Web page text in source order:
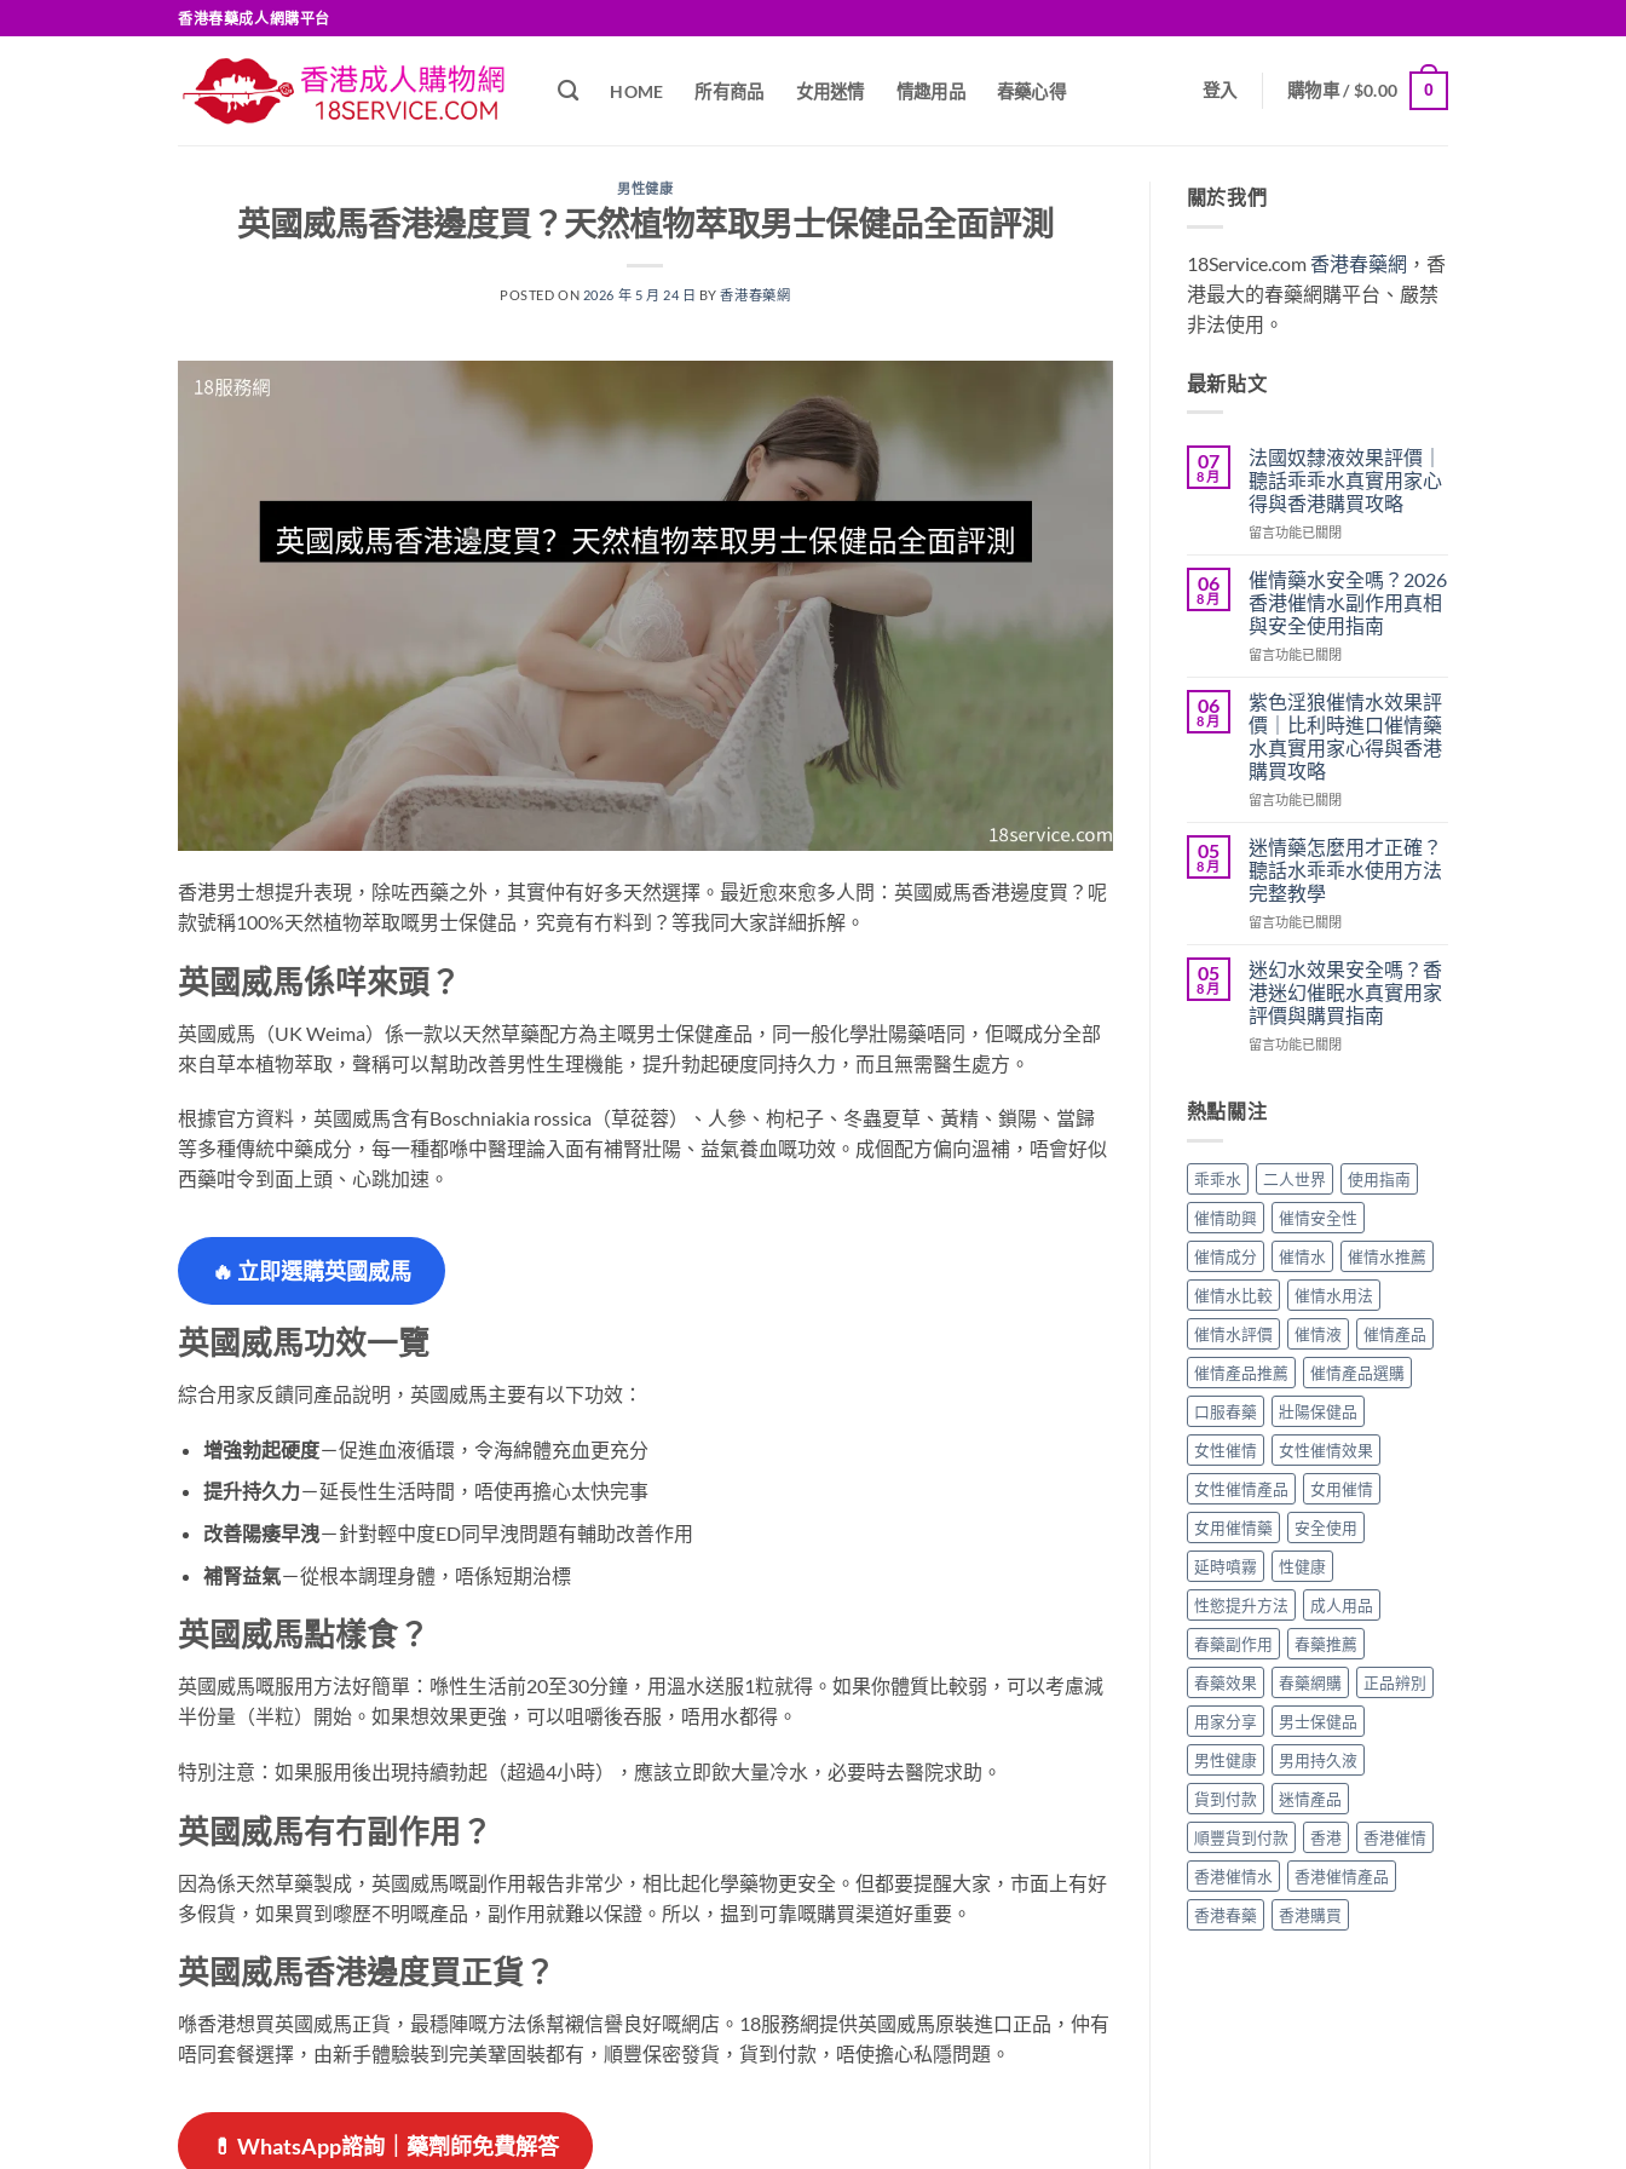
to
香港春藥成人網購平台
HOME 所有商品 女用迷情 情趣用品 春藥心得 登入 購物車 /$0.00 0
男性健康
英國威馬香港邊度買？天然植物萃取男士保健品全面評測
POSTED ON 2026 年 5 月 24 日 BY香港春藥網
香港男士想提升表現，除咗西藥之外，其實仲有好多天然選擇。最近愈來愈多人問：英國威馬香港邊度買？呢
款號稱100%天然植物萃取嘅男士保健品，究竟有冇料到？等我同大家詳細拆解。
英國威馬係咩來頭？
英國威馬（UK Weima）係一款以天然草藥配方為主嘅男士保健產品，同一般化學壯陽藥唔同，佢嘅成分全部
來自草本植物萃取，聲稱可以幫助改善男性生理機能，提升勃起硬度同持久力，而且無需醫生處方。
根據官方資料，英國威馬含有Boschniakia rossica（草蓯蓉）、人參、枸杞子、冬蟲夏草、黃精、鎖陽、當歸
等多種傳統中藥成分，每一種都喺中醫理論入面有補腎壯陽、益氣養血嘅功效。成個配方偏向溫補，唔會好似
西藥咁令到面上頭、心跳加速。
🔥 立即選購英國威馬
英國威馬功效一覽
綜合用家反饋同產品說明，英國威馬主要有以下功效：
增強勃起硬度－促進血液循環，令海綿體充血更充分
提升持久力－延長性生活時間，唔使再擔心太快完事
改善陽痿早洩－針對輕中度ED同早洩問題有輔助改善作用
補腎益氣－從根本調理身體，唔係短期治標
英國威馬點樣食？
英國威馬嘅服用方法好簡單：喺性生活前20至30分鐘，用溫水送服1粒就得。如果你體質比較弱，可以考慮減
半份量（半粒）開始。如果想效果更強，可以咀嚼後吞服，唔用水都得。
特別注意：如果服用後出現持續勃起（超過4小時），應該立即飲大量冷水，必要時去醫院求助。
英國威馬有冇副作用？
因為係天然草藥製成，英國威馬嘅副作用報告非常少，相比起化學藥物更安全。但都要提醒大家，市面上有好
多假貨，如果買到嚟歷不明嘅產品，副作用就難以保證。所以，揾到可靠嘅購買渠道好重要。
英國威馬香港邊度買正貨？
喺香港想買英國威馬正貨，最穩陣嘅方法係幫襯信譽良好嘅網店。18服務網提供英國威馬原裝進口正品，仲有
唔同套餐選擇，由新手體驗裝到完美鞏固裝都有，順豐保密發貨，貨到付款，唔使擔心私隱問題。
💊 WhatsApp諮詢｜藥劑師免費解答
關於我們
18Service.com香港春藥網 ，香
港最大的春藥網購平台、嚴禁
非法使用。
最新貼文
07
8 月
法國奴隸液效果評價｜
聽話乖乖水真實用家心
得與香港購買攻略
在
國
奴
隸
液
效
評
價
｜
聽
話
乖
水
真
實
用
家
得
與
香
港
購
略〉
留言功能已關閉
06
8 月
催情藥水安全嗎？2026
香港催情水副作用真相
與安全使用指南
在
情
藥
水
安
全
嗎？
香
港
催
情
水
作
用
真
相
與
使
南〉
中
留言功能已關閉
06
8 月
紫色淫狼催情水效果評
價｜比利時進口催情藥
水真實用家心得與香港
購買攻略
在
色
淫
狼
催
情
效
果
評
價
｜
時
催
情
藥
水
真
實
用
家
心
得
與
香
港
購
買
攻
略〉
中
留言功能已關閉
05
8 月
迷情藥怎麼用才正確？
聽話水乖乖水使用方法
完整教學
在
情
藥
怎
麼
用
確？
水
乖
乖
水
使
用
方
法
完
整
教
學〉
中
留言功能已關閉
05
8 月
迷幻水效果安全嗎？香
港迷幻催眠水真實用家
評價與購買指南
在
水
效
安
嗎？
香
港
迷
幻
催
眠
水
真
實
用
家
評
價
與
購
買
指
南〉
中
留言功能已關閉
熱點關注
乖乖水 二人世界
使用指南
催情助興
催情安全性
催情成分
催情水
催情水推薦
催情水比較
催情水用法
催情水評價
催情液
催情產品
催情產品推薦
催情產品選購
口服春藥
壯陽保健品
女性催情
女性催情效果
女性催情產品
女用催情
女用催情藥
安全使用
延時噴霧
性健康
性慾提升方法
成人用品
春藥副作用
春藥推薦
春藥效果
春藥網購
正品辨別
用家分享
男士保健品
男性健康
男用持久液
貨到付款
迷情產品
順豐貨到付款
香港
香港催情
香港催情水
香港催情產品
香港春藥
香港購買